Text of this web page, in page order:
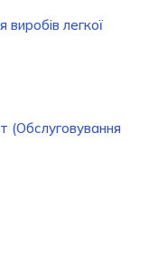
виробів легкої
(Обслуговування